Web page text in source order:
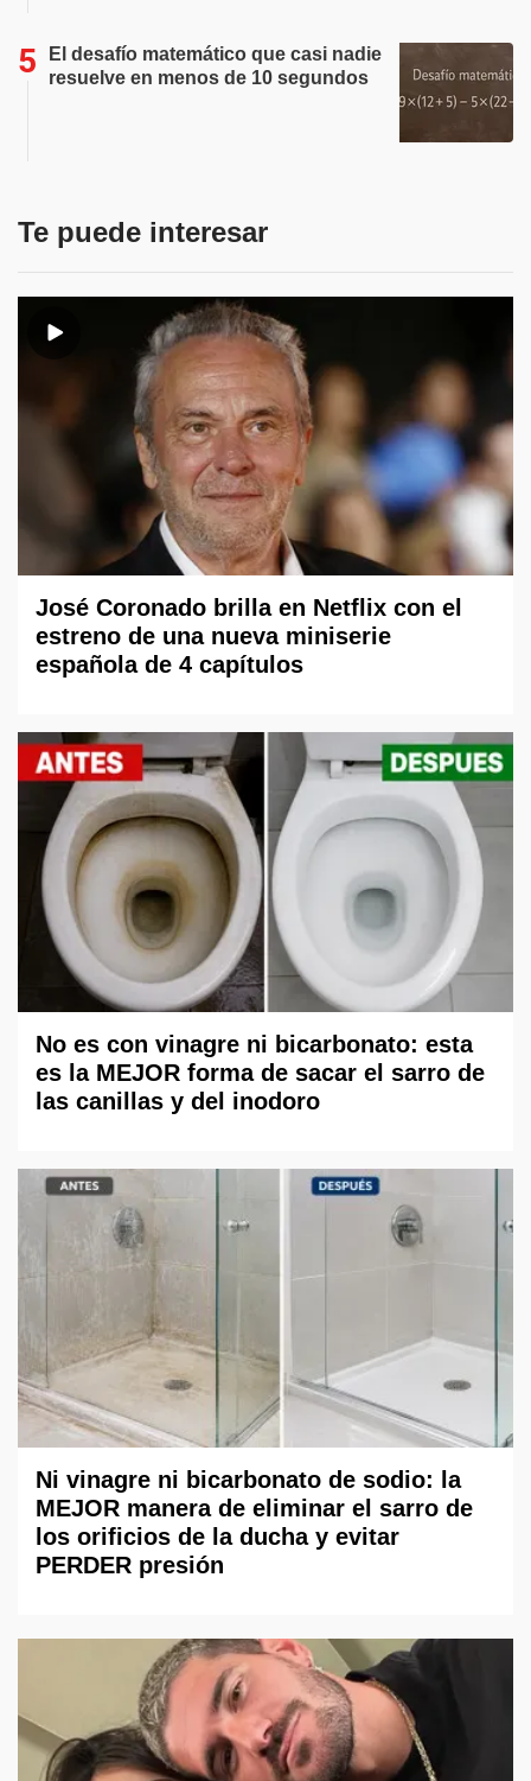
El desafío matemático que casi nadie
resuelve en menos de 10 segundos
Te puede interesar
José Coronado brilla en Netflix con el
estreno de una nueva miniserie
española de 4 capítulos
No es con vinagre ni bicarbonato: esta
es la MEJOR forma de sacar el sarro de
las canillas y del inodoro
Ni vinagre ni bicarbonato de sodio: la
MEJOR manera de eliminar el sarro de
los orificios de la ducha y evitar
PERDER presión